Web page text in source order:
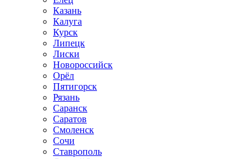
Казань
Калуга
Курск
Липецк
Лиски
Новороссийск
Орёл
Пятигорск
Рязань
Саранск
Саратов
Смоленск
Сочи
Ставрополь